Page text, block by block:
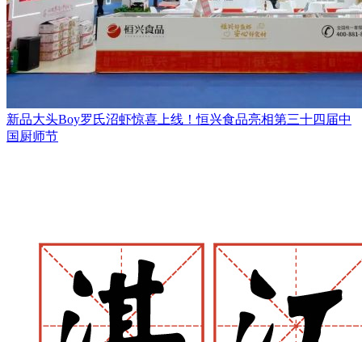
新品大头Boy罗氏沼虾惊喜上线！恒兴食品亮相第三十四届中
国厨师节